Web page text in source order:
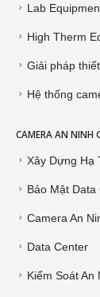
Lab
High Therm
Giải pháp
Hệ thống
CAMERA AN NINH
Xây Dựng Hạ
Bảo Mật Data
Camera An
Data Center
Kiểm Soát An